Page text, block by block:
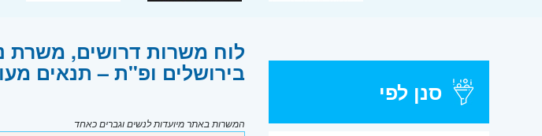
סנן לפי
לוח משרות דרושים, משרת
בירושלים ופ"ת – תנאים
המשרות באתר מיועדות לנשים וגברים כאחד